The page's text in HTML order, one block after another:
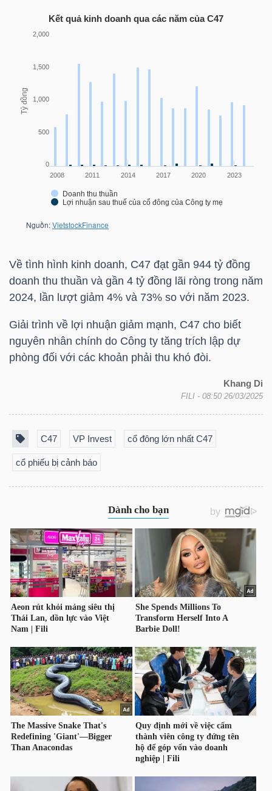
Kết quả kinh doanh qua các năm của C47
Về tình hình kinh doanh, C47 đạt gần 944 tỷ đồng
doanh thu thuần và gần 4 tỷ đồng lãi ròng trong năm
2024, lần lượt giảm 4% và 73% so với năm 2023.
Giải trình về lợi nhuận giảm mạnh, C47 cho biết
nguyên nhân chính do Công ty tăng trích lập dự
phòng đối với các khoản phải thu khó đòi.
Khang Di
FILI - 08:50 26/03/2025
C47 VP Invest cổ đông lớn nhất C47
cổ phiếu bị cảnh báo
PHIẾU
CÔNG
CỤ
ĐẦU
XUẤT
Ngành
SECTOR
NĂNG
NGUYÊN
VẬT
LIỆU
CÔNG
NGHIỆP
TIÊU
DÙNG
THIẾT